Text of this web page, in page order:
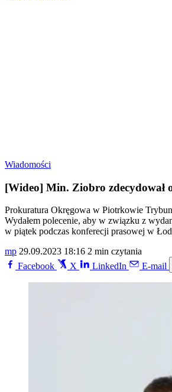
Wiadomości
[Wideo] Min. Ziobro zdecydował
Prokuratura Okręgowa w Piotrkowie
Wydałem polecenie, aby w związku z
w piątek podczas konferecji prasowej w
mp 29.09.2023 18:16 2 min czytania
Facebook
X LinkedIn E-mail